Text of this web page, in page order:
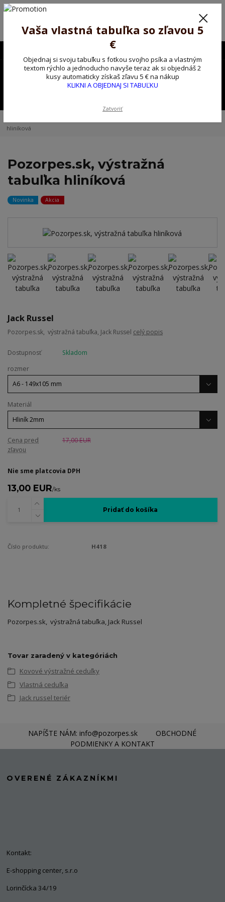
Poprosíme ctených zákazníkov o trpezlivosť, v tomto období máme
Preto sme Vám pripravili malý darček ako ospravedlnenie.
!!! ZĽAVA 5€ na PRVÚ objednávku nad 30€ s kódom pozorpes5 !!!
0,00 EUR
hliníková
Pozorpes.sk, výstražná
tabuľka hliníková
Novinka Akcia
Jack Russel
Pozorpes.sk, výstražná tabuľka, Jack Russel celý popis
Dostupnosť
Skladom
rozmer
Materiál
Cena pred
zľavou
17,00 EUR
Nie sme platcovia DPH
13,00 EUR/ks
Pridať do košíka
Číslo produktu: H418
Kompletné špecifikácie
Pozorpes.sk, výstražná tabuľka, Jack Russel
Tovar zaradený v kategóriách
Kovové výstražné ceduľky
Vlastná ceduľka
Jack russel teriér
NAPÍŠTE NÁM: info@pozorpes.sk
OBCHODNÉ
PODMIENKY A KONTAKT
OVERENÉ ZÁKAZNÍKMI
Kontakt:
E-shopping center, s.r.o
Lorinčícka 34/19
Vaša vlastná tabuľka so zľavou 5
€
Objednaj si svoju tabuľku s fotkou svojho psíka a vlastným
textom rýchlo a jednoducho navyše teraz ak si objednáš 2
kusy automaticky získaš zľavu 5 € na nákup
KLIKNI A OBJEDNAJ SI TABUĽKU
Zatvoriť